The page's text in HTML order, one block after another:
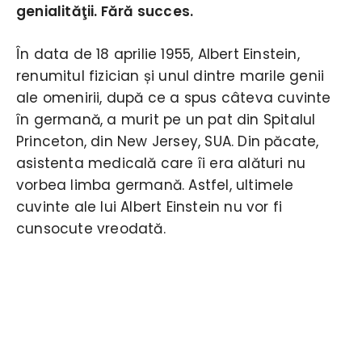
genialităţii. Fără succes.
În data de 18 aprilie 1955, Albert Einstein,
renumitul fizician și unul dintre marile genii
ale omenirii, după ce a spus câteva cuvinte
în germană, a murit pe un pat din Spitalul
Princeton, din New Jersey, SUA. Din păcate,
asistenta medicală care îi era alături nu
vorbea limba germană. Astfel, ultimele
cuvinte ale lui Albert Einstein nu vor fi
cunsocute vreodată.